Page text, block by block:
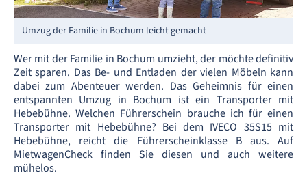
Umzug der Familie in Bochum leicht gemacht
Wer mit der Familie in Bochum umzieht, der möchte definitiv
Zeit sparen. Das Be- und Entladen der vielen Möbeln kann
dabei zum Abenteuer werden. Das Geheimnis für einen
entspannten Umzug in Bochum ist ein Transporter mit
Hebebühne. Welchen Führerschein brauche ich für einen
Transporter mit Hebebühne? Bei dem IVECO 35S15 mit
Hebebühne, reicht die Führerscheinklasse B aus. Auf
MietwagenCheck finden Sie diesen und auch weitere
mühelos.